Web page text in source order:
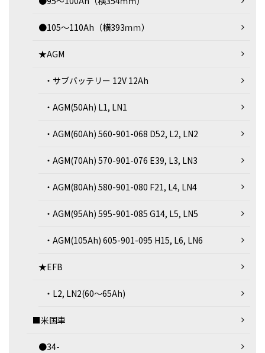
●105～110Ah（横393ｍｍ）
★AGM
・サブバッテリー 12V 12Ah
・AGM(50Ah) L1, LN1
・AGM(60Ah) 560-901-068 D52, L2, LN2
・AGM(70Ah) 570-901-076 E39, L3, LN3
・AGM(80Ah) 580-901-080 F21, L4, LN4
・AGM(95Ah) 595-901-085 G14, L5, LN5
・AGM(105Ah) 605-901-095 H15, L6, LN6
★EFB
・L2, LN2(60～65Ah)
■米国車
●34-